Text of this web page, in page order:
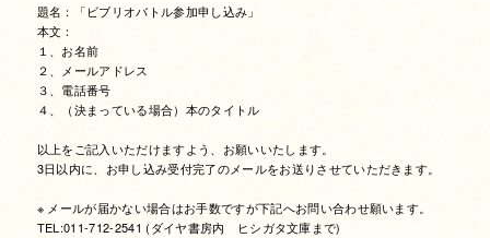
題名：「ビブリオバトル参加申し込み」
本文：
１、お名前
２、メールアドレス
３、電話番号
４、（決まっている場合）本のタイトル
以上をご記入いただけますよう、お願いいたします。
3日以内に、お申し込み受付完了のメールをお送りさせていただきます。
※ メールが届かない場合はお手数ですが下記へお問い合わせ願います。
TEL:011-712-2541 (ダイヤ書房内 ヒシガタ文庫まで)